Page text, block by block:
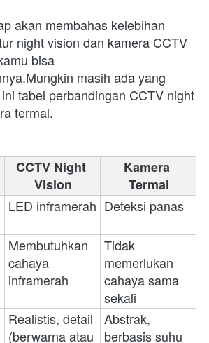
akan membahas kelebihan
night vision dan kamera CCTV
bisa
masih ada yang
tabel perbandingan CCTV night
termal.
CCTV Night
Vision
Kamera
Termal
LED inframerah Deteksi panas
Membutuhkan
cahaya
inframerah
Tidak
memerlukan
cahaya sama
sekali
Realistis, detail
(berwarna atau
Abstrak,
berbasis suhu